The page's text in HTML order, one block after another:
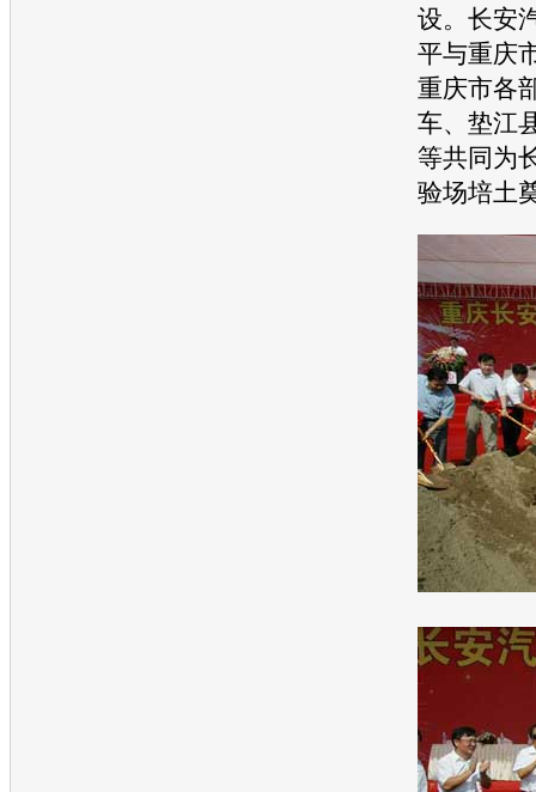
设。 长安
平与重庆
重庆市各
车、垫江
等共同为
验场培